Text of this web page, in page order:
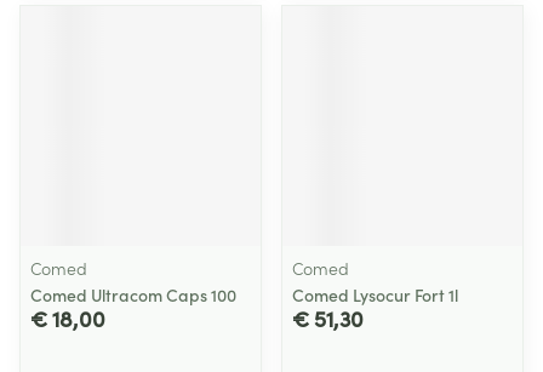
Comed
Comed Ultracom Caps 100
€ 18,00
Comed
Comed Lysocur Fort 1l
€ 51,30